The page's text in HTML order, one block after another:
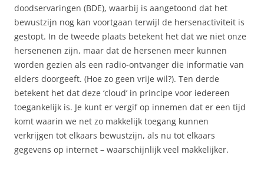
doodservaringen (BDE), waarbij is aangetoond dat het
bewustzijn nog kan voortgaan terwijl de hersenactiviteit is
gestopt. In de tweede plaats betekent het dat we niet onze
hersenenen zijn, maar dat de hersenen meer kunnen
worden gezien als een radio-ontvanger die informatie van
elders doorgeeft. (Hoe zo geen vrije wil?). Ten derde
betekent het dat deze ‘cloud’ in principe voor iedereen
toegankelijk is. Je kunt er vergif op innemen dat er een tijd
komt waarin we net zo makkelijk toegang kunnen
verkrijgen tot elkaars bewustzijn, als nu tot elkaars
gegevens op internet – waarschijnlijk veel makkelijker.